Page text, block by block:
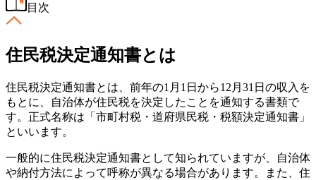
目次
住民税決定通知書とは
住民税決定通知書とは、前年の1月1日から12月31日の収入を
もとに、自治体が住民税を決定したことを通知する書類で
す。正式名称は「市町村税・道府県民税・税額決定通知書」
といいます。
一般的に住民税決定通知書として知られていますが、自治体
や納付方法によって呼称が異なる場合があります。また、住